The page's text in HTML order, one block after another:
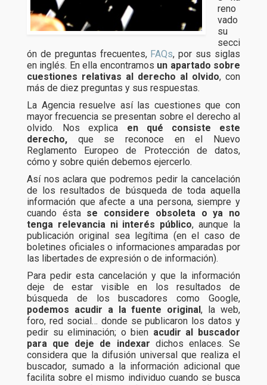
reno
vado
su
secci
ón de preguntas frecuentes, FAQs, por sus siglas
en inglés. En ella encontramos un apartado sobre
cuestiones relativas al derecho al olvido, con
más de diez preguntas y sus respuestas.
La Agencia resuelve así las cuestiones que con
mayor frecuencia se presentan sobre el derecho al
olvido. Nos explica en qué consiste este
derecho, que se reconoce en el Nuevo
Reglamento Europeo de Protección de datos,
cómo y sobre quién debemos ejercerlo.
Así nos aclara que podremos pedir la cancelación
de los resultados de búsqueda de toda aquella
información que afecte a una persona, siempre y
cuando ésta se considere obsoleta o ya no
tenga relevancia ni interés público, aunque la
publicación original sea legítima (en el caso de
boletines oficiales o informaciones amparadas por
las libertades de expresión o de información).
Para pedir esta cancelación y que la información
deje de estar visible en los resultados de
búsqueda de los buscadores como Google,
podemos acudir a la fuente original, la web,
foro, red social… donde se publicaron los datos y
pedir su eliminación; o bien acudir al buscador
para que deje de indexar dichos enlaces. Se
considera que la difusión universal que realiza el
buscador, sumado a la información adicional que
facilita sobre el mismo individuo cuando se busca